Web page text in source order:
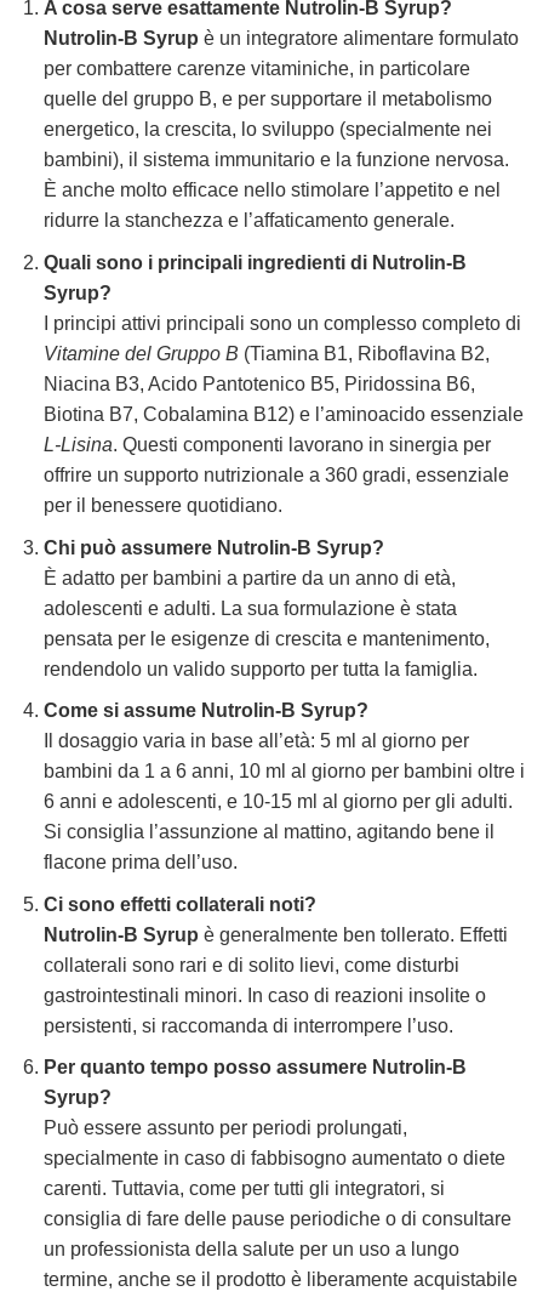
A cosa serve esattamente Nutrolin-B Syrup?
Nutrolin-B Syrup è un integratore alimentare formulato
per combattere carenze vitaminiche, in particolare
quelle del gruppo B, e per supportare il metabolismo
energetico, la crescita, lo sviluppo (specialmente nei
bambini), il sistema immunitario e la funzione nervosa.
È anche molto efficace nello stimolare l’appetito e nel
ridurre la stanchezza e l’affaticamento generale.
Quali sono i principali ingredienti di Nutrolin-B
Syrup?
I principi attivi principali sono un complesso completo di
Vitamine del Gruppo B (Tiamina B1, Riboflavina B2,
Niacina B3, Acido Pantotenico B5, Piridossina B6,
Biotina B7, Cobalamina B12) e l’aminoacido essenziale
L-Lisina. Questi componenti lavorano in sinergia per
offrire un supporto nutrizionale a 360 gradi, essenziale
per il benessere quotidiano.
Chi può assumere Nutrolin-B Syrup?
È adatto per bambini a partire da un anno di età,
adolescenti e adulti. La sua formulazione è stata
pensata per le esigenze di crescita e mantenimento,
rendendolo un valido supporto per tutta la famiglia.
Come si assume Nutrolin-B Syrup?
Il dosaggio varia in base all’età: 5 ml al giorno per
bambini da 1 a 6 anni, 10 ml al giorno per bambini oltre i
6 anni e adolescenti, e 10-15 ml al giorno per gli adulti.
Si consiglia l’assunzione al mattino, agitando bene il
flacone prima dell’uso.
Ci sono effetti collaterali noti?
Nutrolin-B Syrup è generalmente ben tollerato. Effetti
collaterali sono rari e di solito lievi, come disturbi
gastrointestinali minori. In caso di reazioni insolite o
persistenti, si raccomanda di interrompere l’uso.
Per quanto tempo posso assumere Nutrolin-B
Syrup?
Può essere assunto per periodi prolungati,
specialmente in caso di fabbisogno aumentato o diete
carenti. Tuttavia, come per tutti gli integratori, si
consiglia di fare delle pause periodiche o di consultare
un professionista della salute per un uso a lungo
termine, anche se il prodotto è liberamente acquistabile